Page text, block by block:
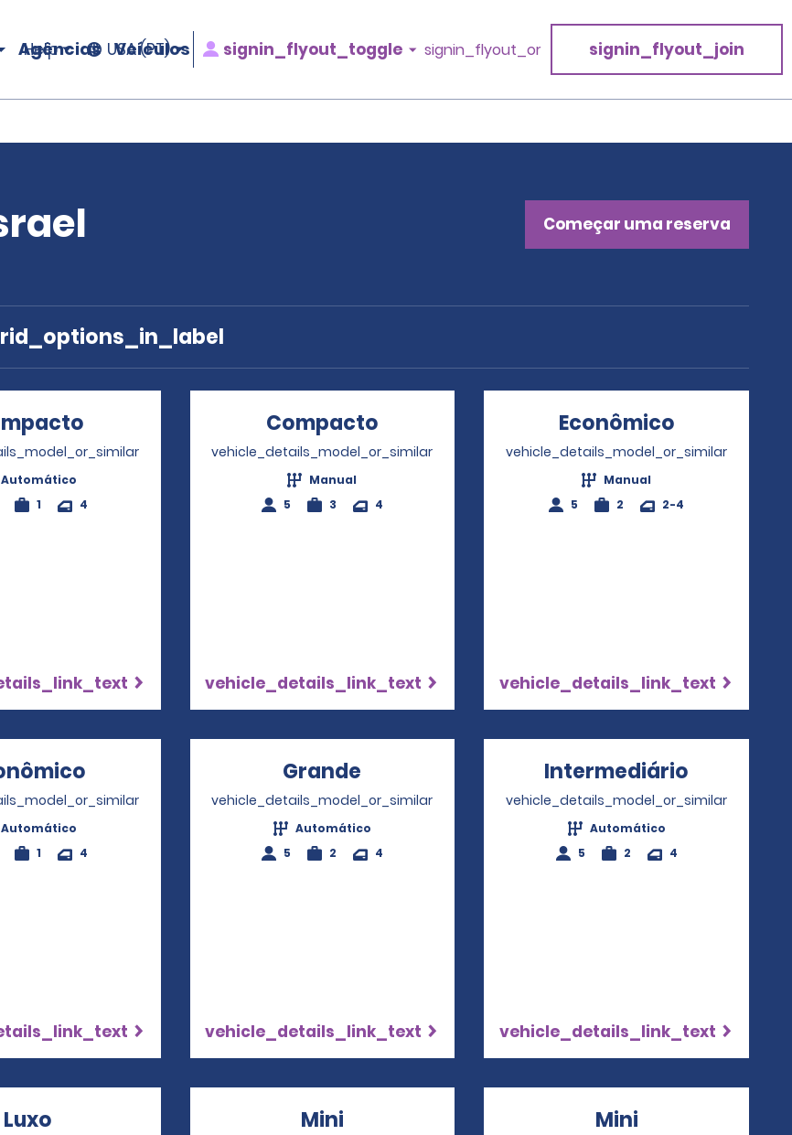
Agências Veículos
Help USA (PT) signin_flyout_toggle signin_flyout_or signin_flyout_join
Começar uma reserva
Opens in a new window
Automático
1 4
Compacto Opens in a new window
vehicle_details_model_or_similar
Manual
5
3 4
vehicle_details_link_text
Econômico
vehicle_details_model_or_similar
Manual
5
2 2-4
vehicle_details_link_text
Opens in a new window
Automático
1 4
Grande Opens in a new window
vehicle_details_model_or_similar
Automático
5
2 4
vehicle_details_link_text
Intermediário
vehicle_details_model_or_similar
Automático
5
2 4
vehicle_details_link_text
Luxo Mini Mini